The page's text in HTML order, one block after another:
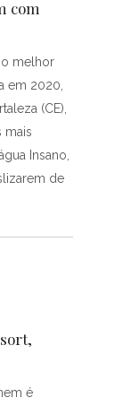
com
o melhor
em 2020,
(CE),
mais
Insano,
de
é